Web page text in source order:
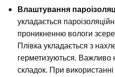
Влаштування
укладається
проникненню вологи
Плівка укладається з
герметизуються. Важливо
складок. При